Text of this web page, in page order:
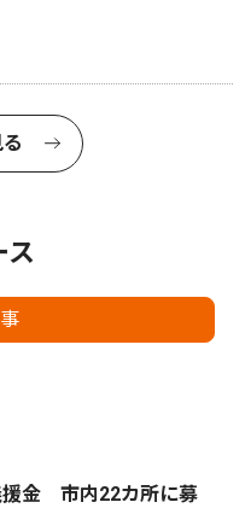
ス
援金 市内22カ所に募